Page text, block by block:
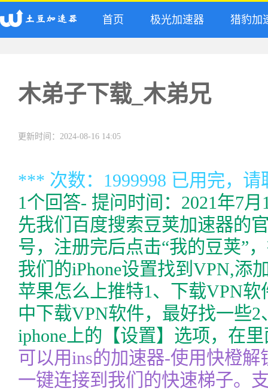
首页 极光加速器 猎豹加
木弟子下载_木弟兄
更新时间：2024-08-16 14:05
*** 次数：1999998 已用完，
1个回答- 提问时间：2021年7
先我们百度搜索豆荚加速器的
号，注册完后点击“我的豆荚”
我们的iPhone设置找到VPN,添
苹果怎么上推特1、下载VPN软
中下载VPN软件，最好找一些
iphone上的【设置】选项，在
可以用ins的加速器-使用快橙
一键连接到我们的快速梯子。